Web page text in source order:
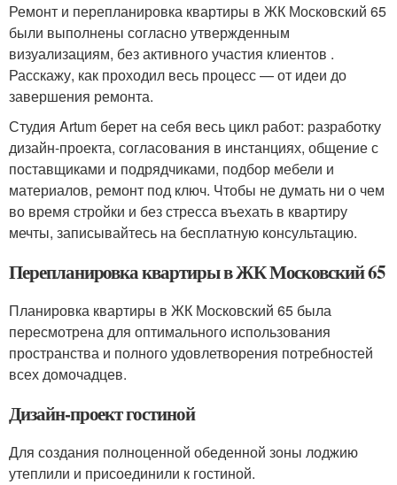
Ремонт и перепланировка квартиры в ЖК Московский 65
были выполнены согласно утвержденным
визуализациям, без активного участия клиентов .
Расскажу, как проходил весь процесс — от идеи до
завершения ремонта.
Студия Artum берет на себя весь цикл работ: разработку
дизайн-проекта, согласования в инстанциях, общение с
поставщиками и подрядчиками, подбор мебели и
материалов, ремонт под ключ. Чтобы не думать ни о чем
во время стройки и без стресса въехать в квартиру
мечты, записывайтесь на бесплатную консультацию.
Перепланировка квартиры в ЖК Московский 65
Планировка квартиры в ЖК Московский 65 была
пересмотрена для оптимального использования
пространства и полного удовлетворения потребностей
всех домочадцев.
Дизайн-проект гостиной
Для создания полноценной обеденной зоны лоджию
утеплили и присоединили к гостиной.